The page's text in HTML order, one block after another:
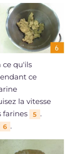
ce qu'ils
ce
la vitesse
farines
5 .
6 .